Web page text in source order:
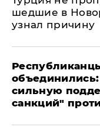
шедшие в
узнал причину
объединились:
сильную
санкций"